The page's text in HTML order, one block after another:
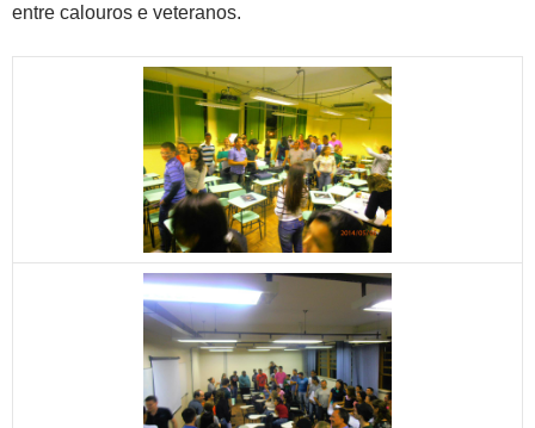
entre calouros e veteranos.